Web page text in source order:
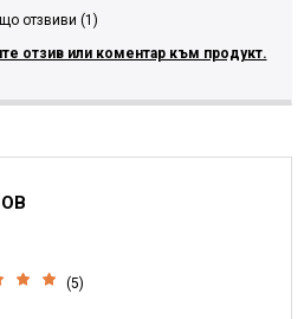
отзвиви (1)
отзив или коментар към продукт.
(5)